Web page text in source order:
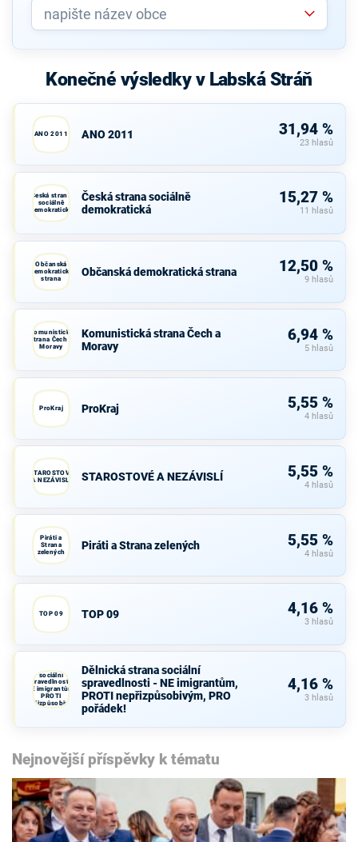
Konečné výsledky v Labská Stráň
ANO 2011 ANO 2011 31,94 %
23 hlasů
Česká strana
sociálně
demokratická
Česká strana sociálně
demokratická
15,27 %
11 hlasů
Občanská
demokratická
strana
Občanská demokratická strana 12,50 %
9 hlasů
Komunistická
strana Čech a
Moravy
Komunistická strana Čech a
Moravy
6,94 %
5 hlasů
ProKraj ProKraj 5,55 %
4 hlasů
STAROSTOVÉ
A NEZÁVISLÍ
STAROSTOVÉ A NEZÁVISLÍ 5,55 %
4 hlasů
Piráti a
Strana
zelených
Piráti a Strana zelených 5,55 %
4 hlasů
TOP 09 TOP 09 4,16 %
3 hlasů
sociální
spravedlnosti -
NE imigrantům,
PROTI
nepřizpůsobivým,
PRO pořádek!
Dělnická strana sociální
spravedlnosti - NE imigrantům,
PROTI nepřizpůsobivým, PRO
pořádek!
4,16 %
3 hlasů
Nejnovější příspěvky k tématu